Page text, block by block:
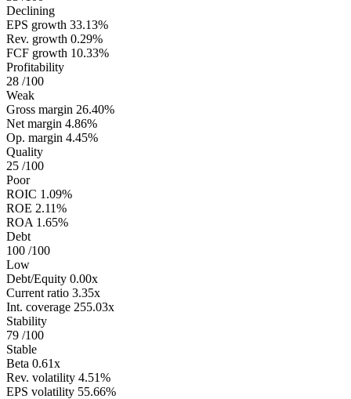
Declining
EPS growth 33.13%
Rev. growth 0.29%
FCF growth 10.33%
Profitability
28 /100
Weak
Gross margin 26.40%
Net margin 4.86%
Op. margin 4.45%
Quality
25 /100
Poor
ROIC 1.09%
ROE 2.11%
ROA 1.65%
Debt
100 /100
Low
Debt/Equity 0.00x
Current ratio 3.35x
Int. coverage 255.03x
Stability
79 /100
Stable
Beta 0.61x
Rev. volatility 4.51%
EPS volatility 55.66%